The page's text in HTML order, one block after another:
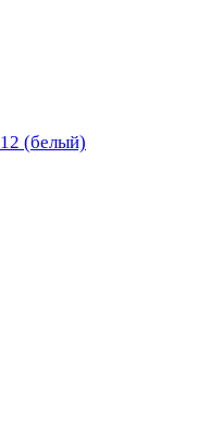
(белый)